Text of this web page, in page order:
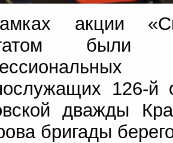
акции
были
126-й
дважды
бригады